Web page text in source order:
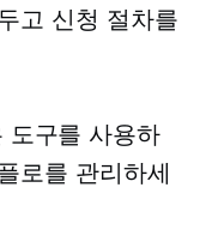
고 신청 절차를
도구를 사용하
로를 관리하세